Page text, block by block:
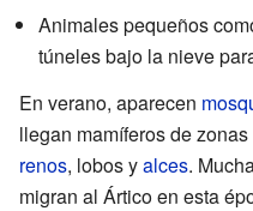
Animales pequeños
túneles bajo la nieve
En verano, aparecen
llegan mamíferos de
renos, lobos yalces.
migran al Ártico en esta